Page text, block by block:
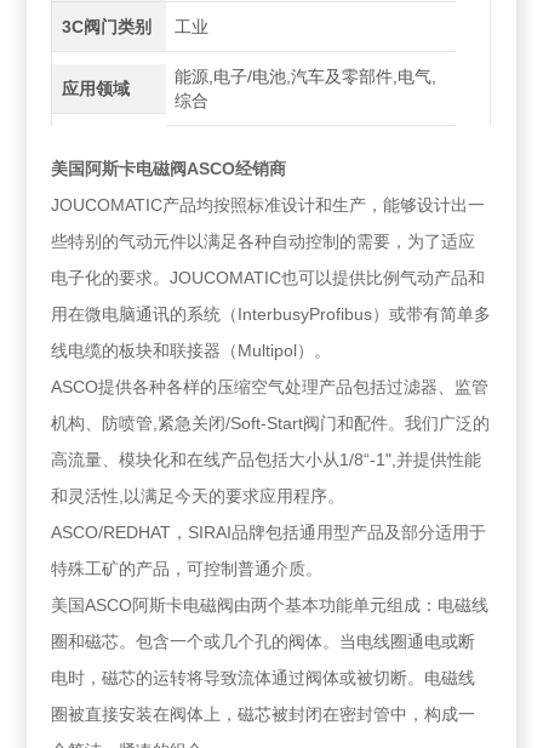
3C阀门类别 工业
应用领域
能源,电子/电池,汽车及零部件,电气,
综合
美国阿斯卡电磁阀ASCO经销商
JOUCOMATIC产品均按照标准设计和生产，能够设计出一
些特别的气动元件以满足各种自动控制的需要，为了适应
电子化的要求。JOUCOMATIC也可以提供比例气动产品和
用在微电脑通讯的系统（InterbusyProfibus）或带有简单多
线电缆的板块和联接器（Multipol）。
ASCO提供各种各样的压缩空气处理产品包括过滤器、监管
机构、防喷管,紧急关闭/Soft-Start阀门和配件。我们广泛的
高流量、模块化和在线产品包括大小从1/8“-1",并提供性能
和灵活性,以满足今天的要求应用程序。
ASCO/REDHAT，SIRAI品牌包括通用型产品及部分适用于
特殊工矿的产品，可控制普通介质。
美国ASCO阿斯卡电磁阀由两个基本功能单元组成：电磁线
圈和磁芯。包含一个或几个孔的阀体。当电线圈通电或断
电时，磁芯的运转将导致流体通过阀体或被切断。电磁线
圈被直接安装在阀体上，磁芯被封闭在密封管中，构成一